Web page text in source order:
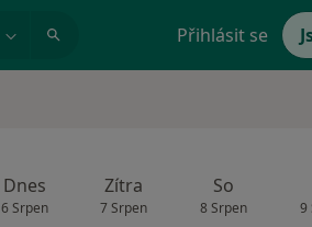
Přihlásit se
Dnes
6 Srpen
Zítra
7 Srpen
So
8 Srpen 9